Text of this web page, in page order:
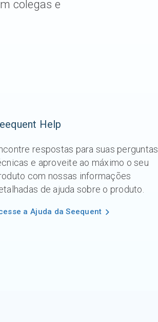
colegas e
Help
respostas para suas perguntas
e aproveite ao máximo o seu
com nossas informações
de ajuda sobre o produto.
a Ajuda da Seequent